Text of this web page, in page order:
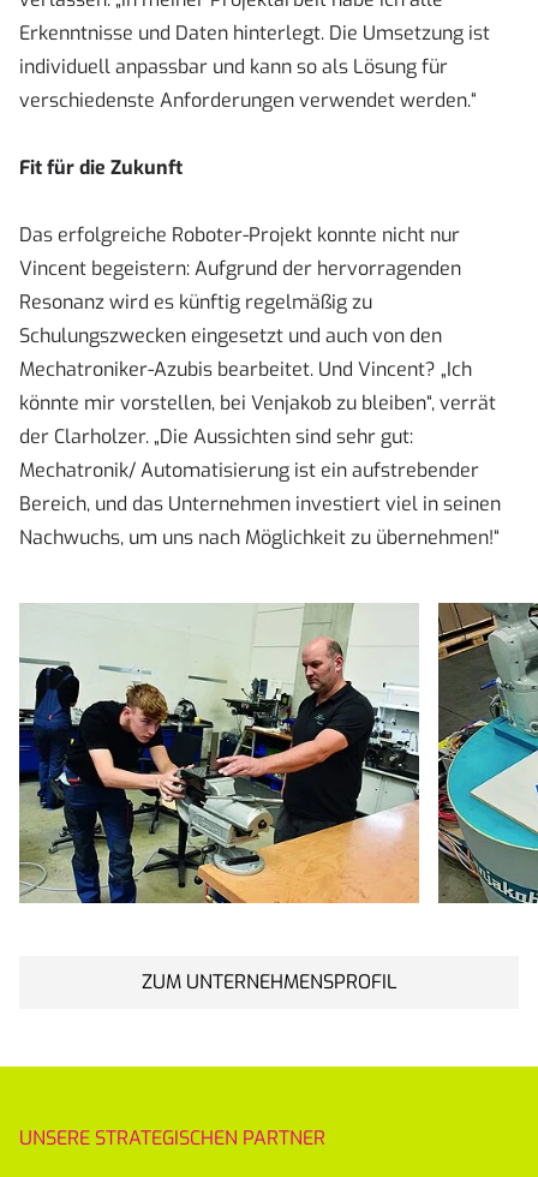
Erkenntnisse und Daten hinterlegt. Die Umsetzung ist
individuell anpassbar und kann so als Lösung für
verschiedenste Anforderungen verwendet werden.“
Fit für die Zukunft
Das erfolgreiche Roboter-Projekt konnte nicht nur
Vincent begeistern: Aufgrund der hervorragenden
Resonanz wird es künftig regelmäßig zu
Schulungszwecken eingesetzt und auch von den
Mechatroniker-Azubis bearbeitet. Und Vincent? „Ich
könnte mir vorstellen, bei Venjakob zu bleiben“, verrät
der Clarholzer. „Die Aussichten sind sehr gut:
Mechatronik/ Automatisierung ist ein aufstrebender
Bereich, und das Unternehmen investiert viel in seinen
Nachwuchs, um uns nach Möglichkeit zu übernehmen!“
ZUM UNTERNEHMENSPROFIL
UNSERE STRATEGISCHEN PARTNER